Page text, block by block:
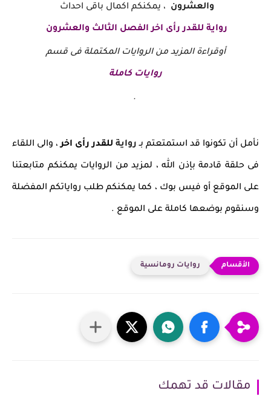
والعشرون ، يمكنكم اكمال باقى احداث
رواية للقدر رأى اخر الفصل الثالث والعشرون
أوقراءة المزيد من الروايات المكتملة فى قسم
روايات كاملة
.
نأمل أن تكونوا قد استمتعتم بـ رواية للقدر رأى اخر ، والى اللقاء
فى حلقة قادمة بإذن الله ، لمزيد من الروايات يمكنكم متابعتنا
على الموقع أو فيس بوك ، كما يمكنكم طلب رواياتكم المفضلة
وسنقوم بوضعها كاملة على الموقع .
روايات رومانسية
مقالات قد تهمك